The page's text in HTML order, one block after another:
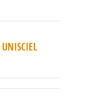
UNISCIEL